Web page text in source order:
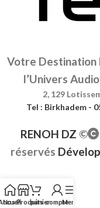
Votre Destination
l’Univers
2, 129
Tel : Birkhadem -
RENOH DZ ©
réservés
Nos Produits
paniercompteMenu